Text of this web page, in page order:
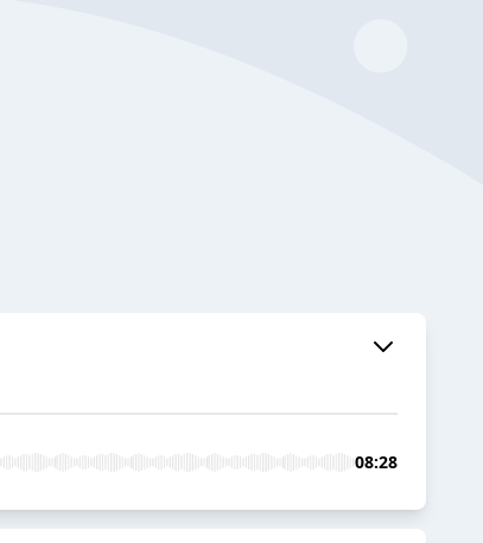
08:28